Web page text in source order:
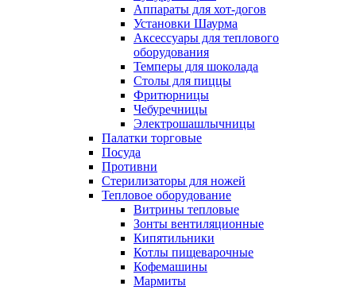
Аппараты для хот-догов
Установки Шаурма
Аксессуары для теплового
оборудования
Темперы для шоколада
Столы для пиццы
Фритюрницы
Чебуречницы
Электрошашлычницы
Палатки торговые
Посуда
Противни
Стерилизаторы для ножей
Тепловое оборудование
Витрины тепловые
Зонты вентиляционные
Кипятильники
Котлы пищеварочные
Кофемашины
Мармиты